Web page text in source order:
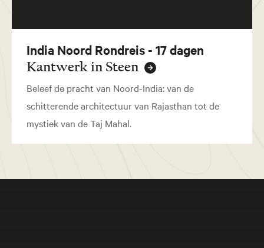
India Noord Rondreis - 17 dagen
Kantwerk in Steen
Beleef de pracht van Noord-India: van de
schitterende architectuur van Rajasthan tot de
mystiek van de Taj Mahal.